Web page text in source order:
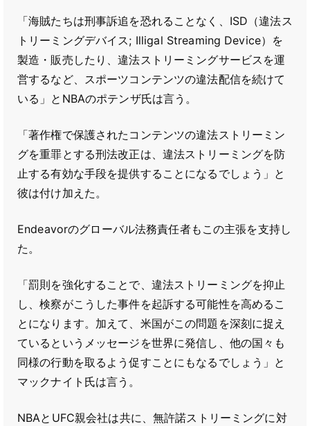
「海賊たちは刑事訴追を恐れることなく、ISD（違法ス
トリーミングデバイス; Illigal Streaming Device）を
製造・販売したり、違法ストリーミングサービスを運
営するなど、スポーツコンテンツの違法配信を続けて
いる」とNBAのポテンザ氏は言う。
「著作権で保護されたコンテンツの違法ストリーミン
グを重罪とする刑法改正は、違法ストリーミングを防
止する有効な手段を提供することになるでしょう」と
彼は付け加えた。
Endeavorのグローバル法務責任者もこの主張を支持し
た。
「罰則を強化することで、違法ストリーミングを抑止
し、検察がこうした事件を起訴する可能性を高めるこ
とになります。加えて、米国がこの問題を深刻に捉え
ているというメッセージを世界に発信し、他の国々も
同様の行動を取るよう促すことにもなるでしょう」と
マックナイト氏は言う。
NBAとUFC親会社は共に、無許諾ストリーミングに対